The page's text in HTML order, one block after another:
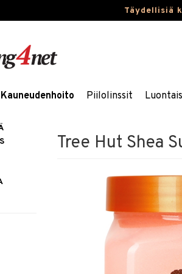
Täydellisiä
Kauneudenhoito Piilolinssit
Tree Hut Shea